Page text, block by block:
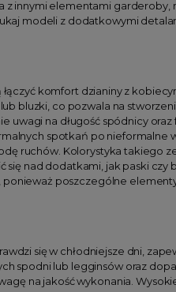
z innymi elementami garderoby,
modeli z dodatkowymi
komfort dzianiny z
bluzki, co pozwala na
uwagi na długość spódnicy oraz
spotkań po nieformalne
ruchów. Kolorystyka takiego
się nad dodatkami, jak paski czy
poszczególne
się w chłodniejsze dni,
spodni lub legginsów oraz
na jakość wykonania.